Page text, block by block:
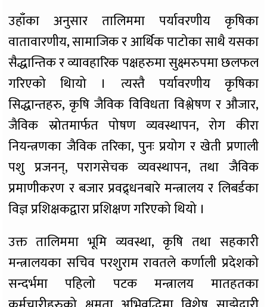
उहाँका अनुसार तालिममा पर्यावरणीय कृषिका
वातावारणीय, सामाजिक र आर्थिक पाटोका साथै यसका
सैद्धान्तिक र व्यावहारिक पक्षहरुमा सुक्ष्मरुपमा छलफल
गरिएको थिायो । त्यस्तै पर्यावरणीय कृषिका
सिद्धान्तहरु, कृषि जैविक विविधता विश्लेषण र औजार,
जैविक स्रोतमार्फत पोषण व्यवस्थापन, रोग कीरा
नियन्त्रणका जैविक तरिका, पुनः प्रयोग र खेती प्रणाली
पशु प्रजनन्, परागसेचक व्यवस्थापन, तथा जैविक
प्रमाणीकरण र बजार प्रवद्र्धनबारे मन्त्रालय र लिबर्डका
विज्ञ प्रशिक्षकद्वारा प्रशिक्षण गरिएको थियो ।
उक्त तालिममा भूमि व्यवस्था, कृषि तथा सहकारी
मन्त्रालयका सचिव परशुराम रावतले कर्णाली प्रदेशको
सन्दर्भमा पहिलो पटक मन्त्रालय मातहतका